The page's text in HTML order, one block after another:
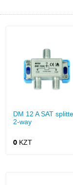
DM 12 A SAT
2-way
0 KZT